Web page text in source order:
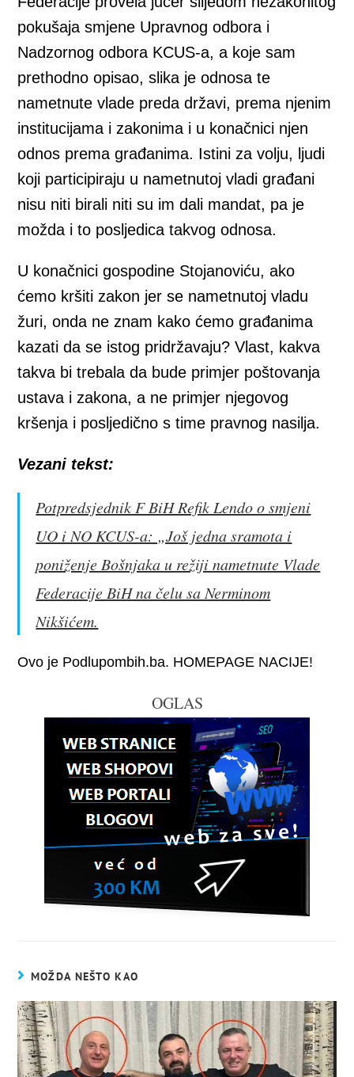
pokušaja smjene Upravnog odbora i
Nadzornog odbora KCUS-a, a koje sam
prethodno opisao, slika je odnosa te
nametnute vlade preda državi, prema njenim
institucijama i zakonima i u konačnici njen
odnos prema građanima. Istini za volju, ljudi
koji participiraju u nametnutoj vladi građani
nisu niti birali niti su im dali mandat, pa je
možda i to posljedica takvog odnosa.
U konačnici gospodine Stojanoviću, ako
ćemo kršiti zakon jer se nametnutoj vladu
žuri, onda ne znam kako ćemo građanima
kazati da se istog pridržavaju? Vlast, kakva
takva bi trebala da bude primjer poštovanja
ustava i zakona, a ne primjer njegovog
kršenja i posljedično s time pravnog nasilja.
Vezani tekst:
Potpredsjednik F BiH Refik Lendo o smjeni
UO i NO KCUS-a: „Još jedna sramota i
poniženje Bošnjaka u režiji nametnute Vlade
Federacije BiH na čelu sa Nerminom
Nikšićem.
Ovo je Podlupombih.ba. HOMEPAGE NACIJE!
OGLAS
MOŽDA NEŠTO KAO